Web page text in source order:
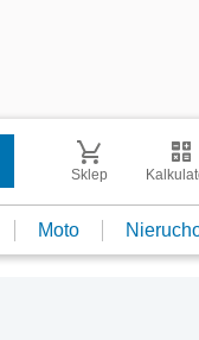
Sklep
Moto